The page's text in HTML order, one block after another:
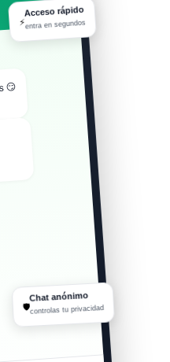
😏
⚡
Acceso rápido
entra en segundos
🛡
Chat anónimo
controlas tu privacidad